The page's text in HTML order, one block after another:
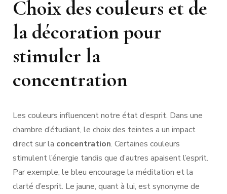
Choix des couleurs et de
la décoration pour
stimuler la
concentration
Les couleurs influencent notre état d’esprit. Dans une
chambre d’étudiant, le choix des teintes a un impact
direct sur la concentration. Certaines couleurs
stimulent l’énergie tandis que d’autres apaisent l’esprit.
Par exemple, le bleu encourage la méditation et la
clarté d’esprit. Le jaune, quant à lui, est synonyme de